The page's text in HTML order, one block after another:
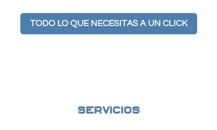
TODO LO QUE NECESITAS A UN CLICK
SERVICIOS